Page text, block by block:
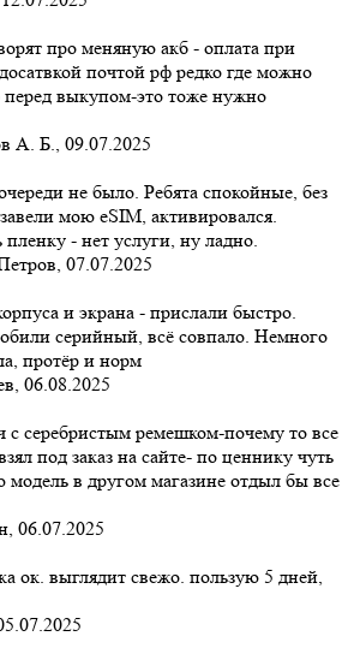
про меняную акб - оплата при
почтой рф редко где можно
перед выкупом-это тоже нужно
А. Б., 09.07.2025
не было. Ребята спокойные, без
мою eSIM, активировался.
- нет услуги, ну ладно.
, 07.07.2025
и экрана - прислали быстро.
серийный, всё совпало. Немного
протёр и норм
, 06.08.2025
с серебристым ремешком-почему то все
под заказ на сайте- по ценнику чуть
модель в другом магазине отдыл бы все
, 06.07.2025
ок. выглядит свежо. пользую 5 дней,